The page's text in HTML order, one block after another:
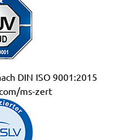
DIN ISO 9001:2015
ms-zert